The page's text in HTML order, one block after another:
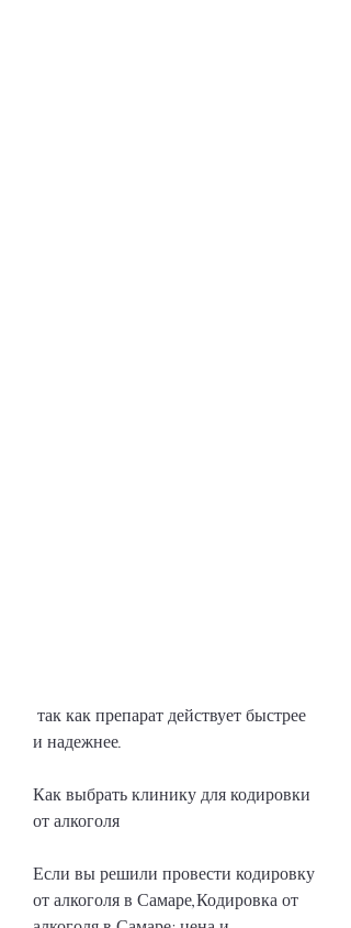
и надежнее.
Как выбрать клинику для кодировки
от алкоголя
Если вы решили провести кодировку
от алкоголя в Самаре,Кодировка от